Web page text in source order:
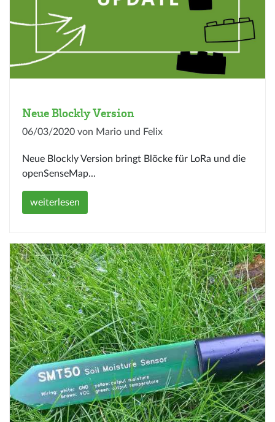
Neue Blockly Version
06/03/2020 von Mario und Felix
Neue Blockly Version bringt Blöcke für LoRa und die
openSenseMap...
weiterlesen